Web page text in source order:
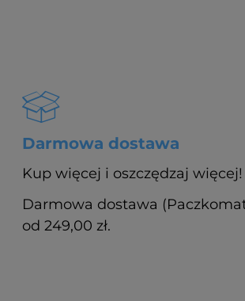
Darmowa dostawa
Kup więcej i oszczędzaj więcej!
Darmowa dostawa
od 249,00 zł.